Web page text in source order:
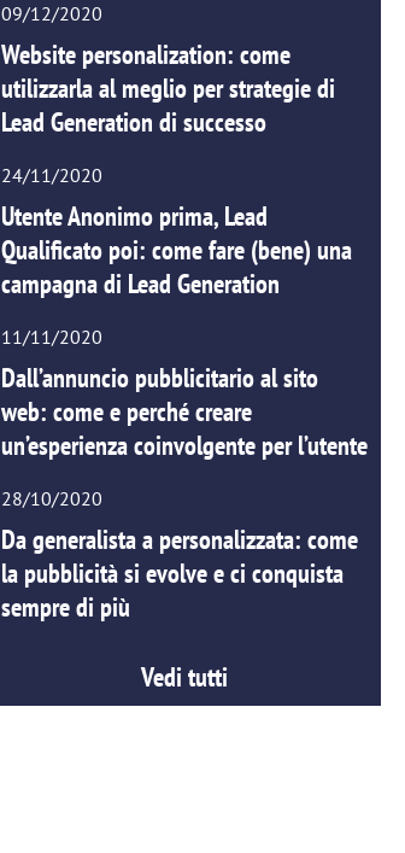
09/12/2020
Website personalization: come
utilizzarla al meglio per strategie di
Lead Generation di successo
24/11/2020
Utente Anonimo prima, Lead
Qualificato poi: come fare (bene) una
campagna di Lead Generation
11/11/2020
Dall’annuncio pubblicitario al sito
web: come e perché creare
un’esperienza coinvolgente per l’utente
28/10/2020
Da generalista a personalizzata: come
la pubblicità si evolve e ci conquista
sempre di più
Vedi tutti